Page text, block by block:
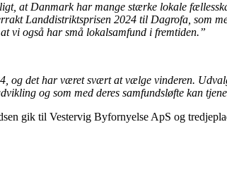
at Danmark har mange stærke lokale
Landdistriktsprisen 2024 til Dagrofa, som
vi også har små lokalsamfund i fremtiden.”
det har været svært at vælge vinderen.
og som med deres samfundsløfte kan
gik til Vestervig Byfornyelse ApS og